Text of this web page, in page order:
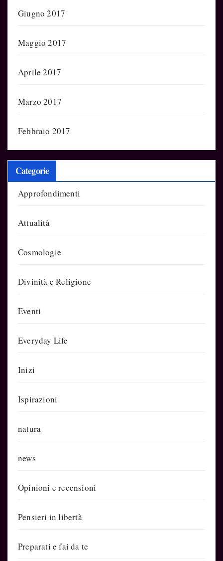
Giugno 2017
Maggio 2017
Aprile 2017
Marzo 2017
Febbraio 2017
Categorie
Approfondimenti
Attualità
Cosmologie
Divinità e Religione
Eventi
Everyday Life
Inizi
Ispirazioni
natura
news
Opinioni e recensioni
Pensieri in libertà
Preparati e fai da te